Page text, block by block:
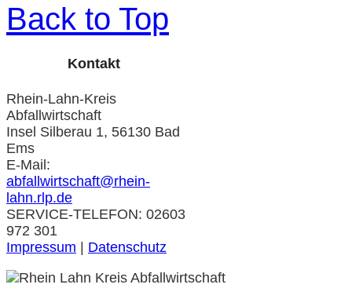
Back to Top
Kontakt
Rhein-Lahn-Kreis
Abfallwirtschaft
Insel Silberau 1, 56130 Bad
Ems
E-Mail:
abfallwirtschaft@rhein-
lahn.rlp.de
SERVICE-TELEFON: 02603
972 301
Impressum | Datenschutz